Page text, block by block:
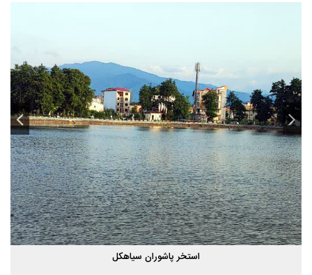
استخر پاشوران سیاهکل